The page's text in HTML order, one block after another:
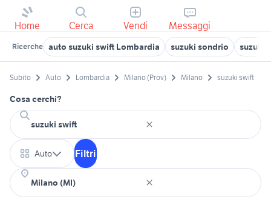
Home Cerca Vendi Messaggi
Ricerche auto suzuki swift Lombardia suzuki sondrio suzuki
Subito Auto Lombardia Milano (Prov) Milano suzuki swift
Cosa cerchi?
Auto Filtri